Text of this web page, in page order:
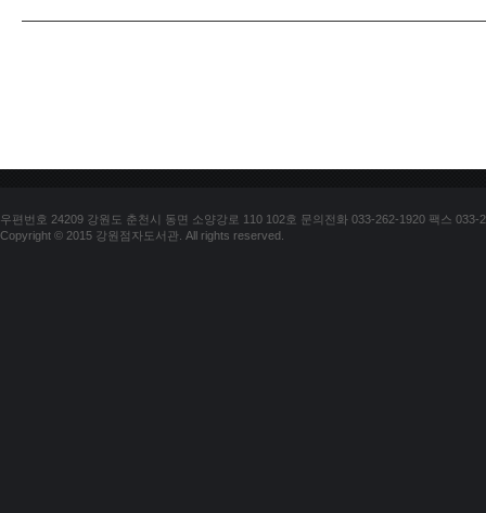
우편번호 24209 강원도 춘천시 동면 소양강로 110 102호 문의전화 033-262-1920 팩스 033-
Copyright © 2015 강원점자도서관. All rights reserved.